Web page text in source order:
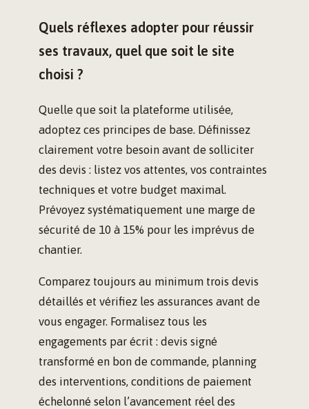
Quels réflexes adopter pour réussir
ses travaux, quel que soit le site
choisi ?
Quelle que soit la plateforme utilisée,
adoptez ces principes de base. Définissez
clairement votre besoin avant de solliciter
des devis : listez vos attentes, vos contraintes
techniques et votre budget maximal.
Prévoyez systématiquement une marge de
sécurité de 10 à 15% pour les imprévus de
chantier.
Comparez toujours au minimum trois devis
détaillés et vérifiez les assurances avant de
vous engager. Formalisez tous les
engagements par écrit : devis signé
transformé en bon de commande, planning
des interventions, conditions de paiement
échelonné selon l’avancement réel des